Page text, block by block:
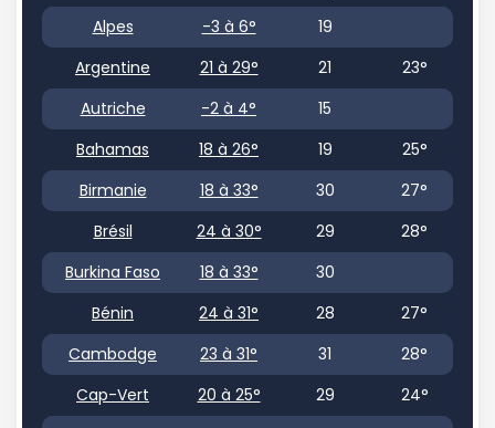
Destination
Soleil j
Alpes -3 à 6°
19
Argentine
21 à 29° 21
23°
Autriche
-2 à 4°
15
Bahamas
18 à 26° 19
25°
Birmanie
18 à 33° 30
27°
Brésil
24 à 30° 29
28°
Burkina Faso
18 à 33°
30
Bénin
24 à 31° 28
27°
Cambodge
23 à 31° 31
28°
Cap-Vert
20 à 25° 29
24°